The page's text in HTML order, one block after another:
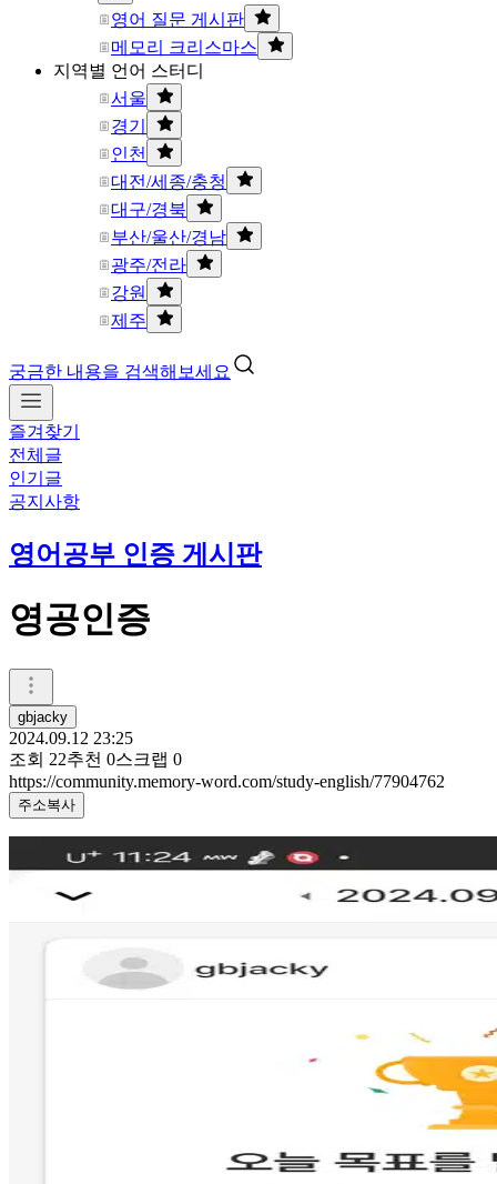
영어 질문 게시판
메모리 크리스마스
지역별 언어 스터디
서울
경기
인천
대전/세종/충청
대구/경북
부산/울산/경남
광주/전라
강원
제주
궁금한 내용을 검색해보세요
즐겨찾기
전체글
인기글
공지사항
영어공부 인증 게시판
영공인증
gbjacky
2024.09.12 23:25
조회 22추천 0스크랩 0
https://community.memory-word.com/study-english/77904762
주소복사